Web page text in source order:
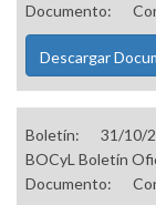
Documento:
Descargar
Boletín:
31/10/
BOCyL Boletín
Documento: